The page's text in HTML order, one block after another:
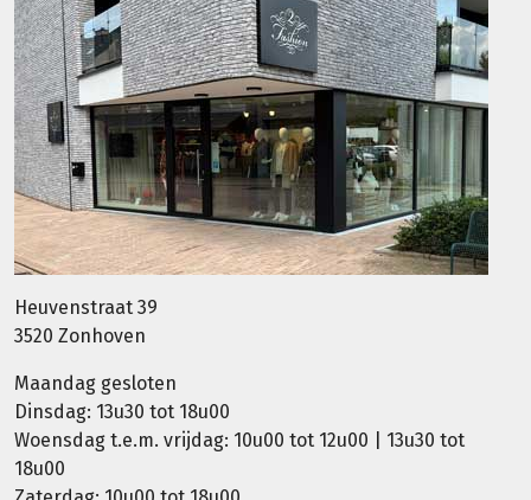
Heuvenstraat 39
3520 Zonhoven
Maandag gesloten
Dinsdag: 13u30 tot 18u00
Woensdag t.e.m. vrijdag: 10u00 tot 12u00 | 13u30 tot
18u00